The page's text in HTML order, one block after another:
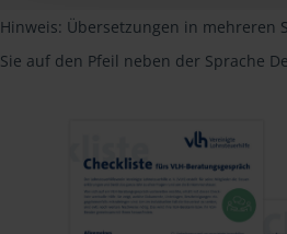
Hinweis: Übersetzungen in mehreren
Sie auf den Pfeil neben der Sprache